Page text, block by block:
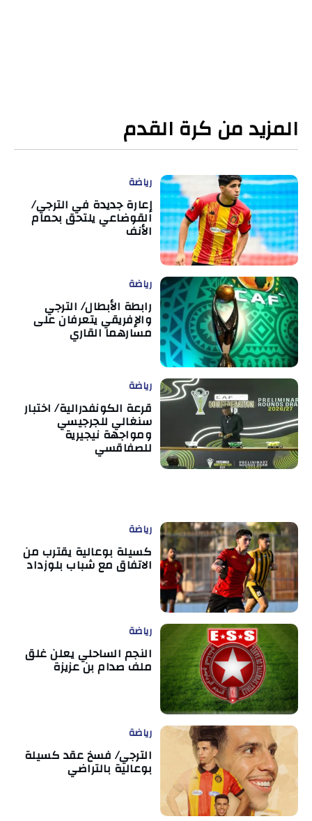
المزيد من كرة القدم
رياضة
إعارة جديدة في الترجي/
القوضاعي يلتحق بحمام
الأنف
رياضة
رابطة الأبطال/ الترجي
والإفريقي يتعرفان على
مسارهما القاري
رياضة
قرعة الكونفدرالية/ اختبار
سنغالي للجرجيسي
ومواجهة نيجيرية
للصفاقسي
رياضة
كسيلة بوعالية يقترب من
الاتفاق مع شباب بلوزداد
رياضة
النجم الساحلي يعلن غلق
ملف صدام بن عزيزة
رياضة
الترجي/ فسخ عقد كسيلة
بوعالية بالتراضي